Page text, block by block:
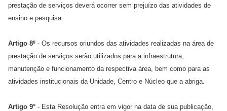
prestação de serviços deverá ocorrer sem prejuízo das atividades de
ensino e pesquisa.
Artigo 8º - Os recursos oriundos das atividades realizadas na área de
prestação de serviços serão utilizados para a infraestrutura,
manutenção e funcionamento da respectiva área, bem como para as
atividades institucionais da Unidade, Centro e Núcleo que a abriga.
Artigo 9° - Esta Resolução entra em vigor na data de sua publicação,